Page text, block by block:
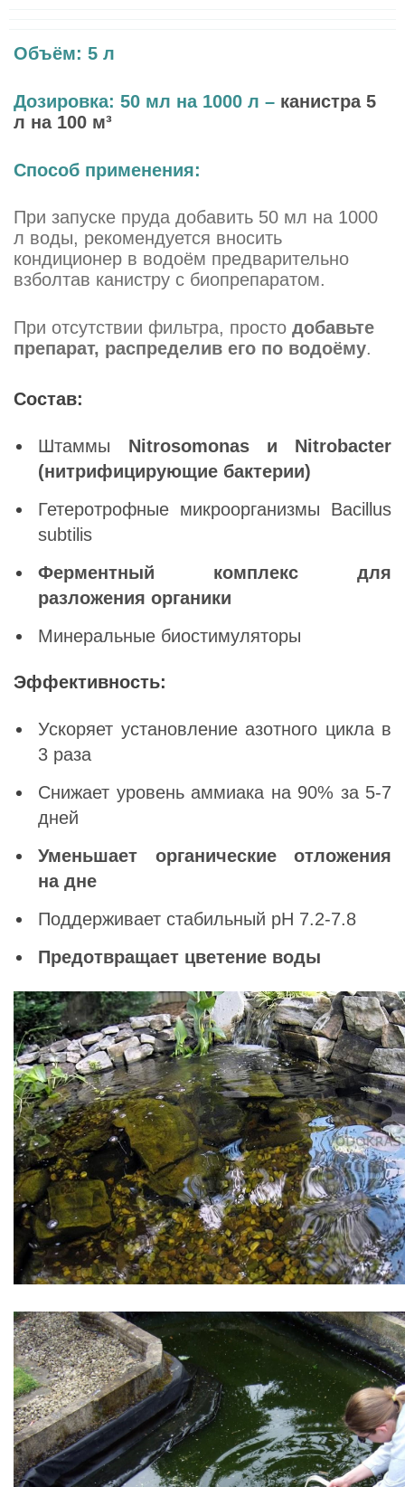
Объём: 5 л
Дозировка: 50 мл на 1000 л – канистра 5
л на 100 м³
Способ применения:
При запуске пруда добавить 50 мл на 1000
л воды, рекомендуется вносить
кондиционер в водоём предварительно
взболтав канистру с биопрепаратом.
При отсутствии фильтра, просто добавьте
препарат, распределив его по водоёму.
Состав:
Штаммы Nitrosomonas и Nitrobacter
(нитрифицирующие бактерии)
Гетеротрофные микроорганизмы Bacillus
subtilis
Ферментный комплекс для
разложения органики
Минеральные биостимуляторы
Эффективность:
Ускоряет установление азотного цикла в
3 раза
Снижает уровень аммиака на 90% за 5-7
дней
Уменьшает органические отложения
на дне
Поддерживает стабильный pH 7.2-7.8
Предотвращает цветение воды